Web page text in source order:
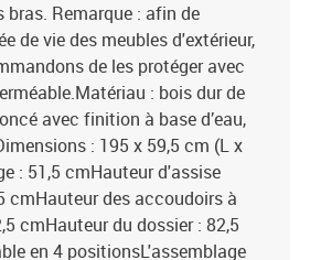
bras. Remarque : afin de
de vie des meubles d'extérieur,
de les protéger avec
: bois dur de
avec finition à base d’eau,
: 195 x 59,5 cm (L x
: 51,5 cmHauteur d'assise
cmHauteur des accoudoirs à
cmHauteur du dossier : 82,5
en 4 positionsL'assemblage